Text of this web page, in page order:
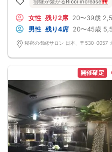
遅刻される方により、開始に支障が出てお
す。
又お連れ様とご参加の場合、お席が離れる
※途中退場はイベントの開催に支障があり
※お申込み時からのキャンセル（日時変更
注意：キャンセルポリシーご確認くださね
お題カードや
お食事
お菓子
お酒
皆が仲良くなれたり
自由に連絡先が交換できるように席替えあ
お友達と一緒もウェルカムです☆
１人にならない様に
安心サポート！
何か困ったことがあったら
会場に居る主催に耳打ちしてくださいね♫
対応致します！！
おタバコは吸えません。
ベランダには出れません。
退出のお時間は徹底厳守！
ルールを守るご協力
女性 残り2席 20〜39歳
男性 残り4席 20〜45歳
秘密の御縁サロン 日本、〒530-0057
開催確定